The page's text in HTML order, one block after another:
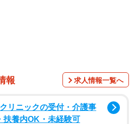
報 求人情報一覧へ
リニックの受付・介護事
扶養内OK・未経験可